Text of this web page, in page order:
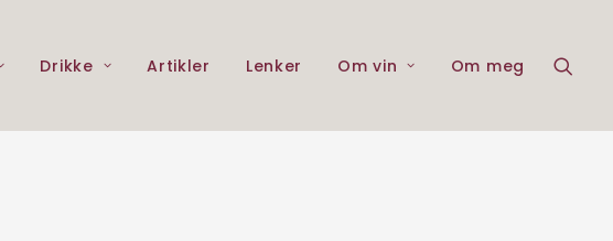
Drikke Artikler Lenker Om vin Om meg